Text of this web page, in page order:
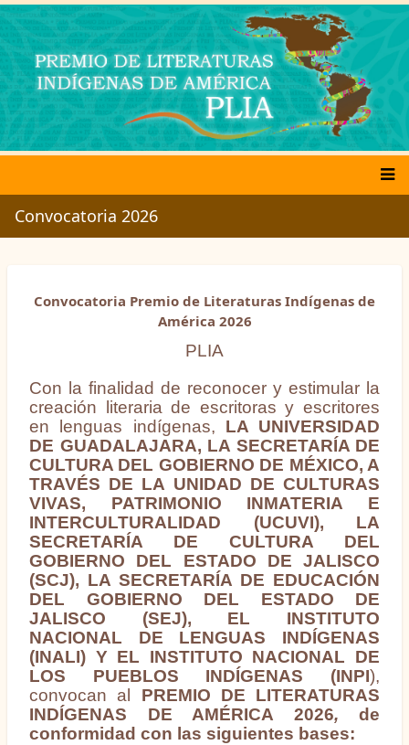
Pasar
contenido
principal
Main
navigation
Convocatoria 2026
Convocatoria Premio de Literaturas Indígenas de
América 2026
PLIA
Con la finalidad de reconocer y estimular la
creación literaria de escritoras y escritores
en lenguas indígenas, LA UNIVERSIDAD
DE GUADALAJARA, LA SECRETARÍA DE
CULTURA DEL GOBIERNO DE MÉXICO, A
TRAVÉS DE LA UNIDAD DE CULTURAS
VIVAS, PATRIMONIO INMATERIA E
INTERCULTURALIDAD (UCUVI), LA
SECRETARÍA DE CULTURA DEL
GOBIERNO DEL ESTADO DE JALISCO
(SCJ), LA SECRETARÍA DE EDUCACIÓN
DEL GOBIERNO DEL ESTADO DE
JALISCO (SEJ), EL INSTITUTO
NACIONAL DE LENGUAS INDÍGENAS
(INALI) Y EL INSTITUTO NACIONAL DE
LOS PUEBLOS INDÍGENAS (INPI),
convocan al PREMIO DE LITERATURAS
INDÍGENAS DE AMÉRICA 2026, de
conformidad con las siguientes bases: